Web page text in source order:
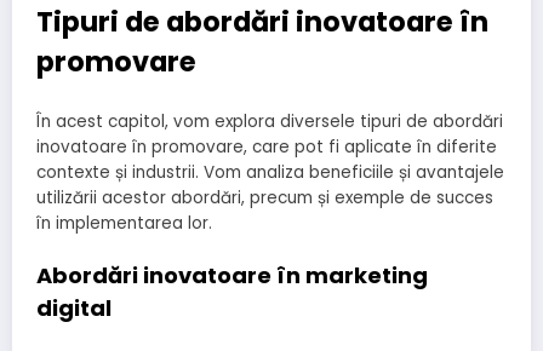
Tipuri de abordări inovatoare în
promovare
În acest capitol, vom explora diversele tipuri de abordări
inovatoare în promovare, care pot fi aplicate în diferite
contexte și industrii. Vom analiza beneficiile și avantajele
utilizării acestor abordări, precum și exemple de succes
în implementarea lor.
Abordări inovatoare în marketing
digital